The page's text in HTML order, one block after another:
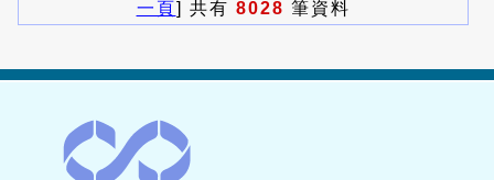
一頁] 共有 8028 筆資料